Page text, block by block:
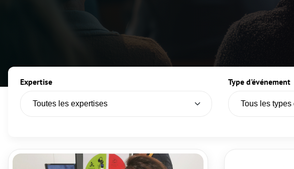
Expertise Type d'événement